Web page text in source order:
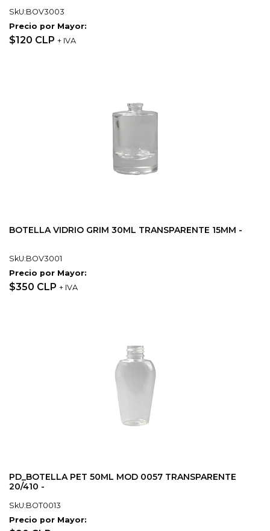
SkU:BOV3003
Precio por Mayor:
$120 CLP + IVA
BOTELLA VIDRIO GRIM 30ML TRANSPARENTE 15MM -
SkU:BOV3001
Precio por Mayor:
$350 CLP + IVA
PD_BOTELLA PET 50ML MOD 0057 TRANSPARENTE
20/410 -
SkU:BOT0013
Precio por Mayor: